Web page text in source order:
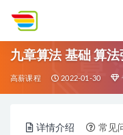
九章算法 基础 算
高薪课程 2022-01-30
详情介绍 常见